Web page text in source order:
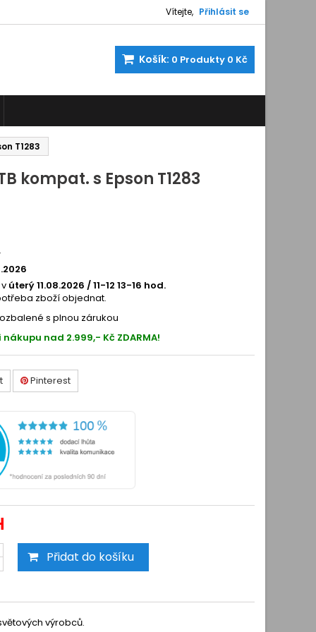
Vítejte, Přihlásit se
Košík: 0 Produkty 0 Kč
T1283
kompat. s Epson T1283
úterý 11.08.2026 / 11-12 13-16 hod.
zboží objednat.
s plnou zárukou
nad 2.999,- Kč ZDARMA!
Pinterest
Přidat do košíku
výrobců.